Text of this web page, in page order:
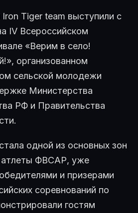
Tiger team выступили с
IV Всероссийском
«Верим в село!
организованном
сельской молодежи
Министерства
РФ и Правительства
одной из основных зон
ФВСАР, уже
и призерами
соревнований по
гостям